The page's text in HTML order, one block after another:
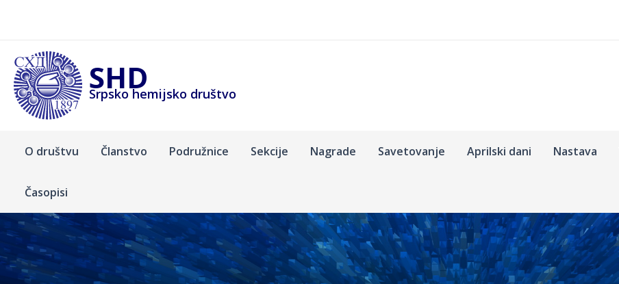
SHD
Srpsko hemijsko društvo
O društvu Članstvo Podružnice Sekcije Nagrade Savetovanje Aprilski dani Nastava
Časopisi